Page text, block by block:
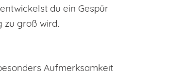
du ein Gespür
zu groß wird.
Aufmerksamkeit